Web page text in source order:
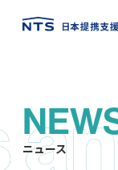
ニュース